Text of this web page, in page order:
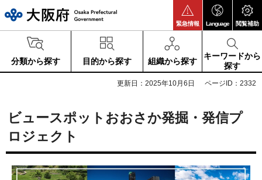
緊急情報 Language 閲覧補助
分類から探す 目的から探す 組織から探す
キーワードから
探す
更新日：2025年10月6日 ページID：2332
ビュースポットおおさか発掘・発信プ
ロジェクト